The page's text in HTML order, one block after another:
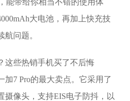
能带给你相当不错的使用体
大电池，再加上快充技
航问题。
加7 Pro的最大卖点。它采用了
摄像头，支持EIS电子防抖，以